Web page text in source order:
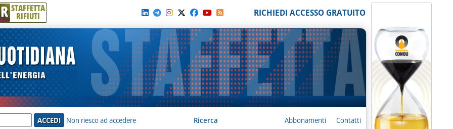
R STAFFETTA
RIFIUTI RICHIEDI ACCESSO GRATUITO
Non riesco ad accedere Ricerca Abbonamenti Contatti